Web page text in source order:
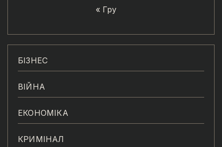
« Гру
БІЗНЕС
ВІЙНА
ЕКОНОМІКА
КРИМІНАЛ